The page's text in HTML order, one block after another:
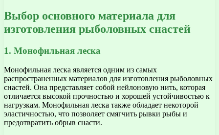
Выбор основного материала для
изготовления рыболовных снастей
1. Монофильная леска
Монофильная леска является одним из самых
распространенных материалов для изготовления рыболовных
снастей. Она представляет собой нейлоновую нить, которая
отличается высокой прочностью и хорошей устойчивостью к
нагрузкам. Монофильная леска также обладает некоторой
эластичностью, что позволяет смягчить рывки рыбы и
предотвратить обрыв снасти.